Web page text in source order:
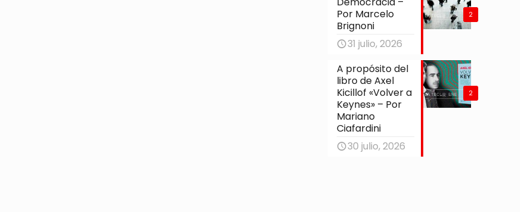
2
Por Marcelo
Brignoni
31 julio, 2026
2
A propósito del
libro de Axel
Kicillof «Volver a
Keynes» – Por
Mariano
Ciafardini
30 julio, 2026